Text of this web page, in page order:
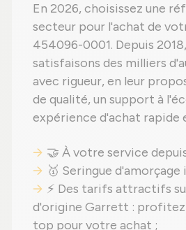
En 2026, choisissez une
secteur pour l'achat de
454096-0001. Depuis
satisfaisons des milliers
avec rigueur, en leur
de qualité, un support à
expérience d'achat rapide
🤝 À votre service
🥇 Seringue d'amorçage
⚡ Des tarifs attractifs
d'origine Garrett : profitez
top pour votre achat ;